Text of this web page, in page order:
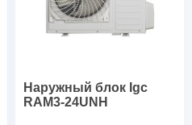
Наружный блок Igc
RAM3-24UNH